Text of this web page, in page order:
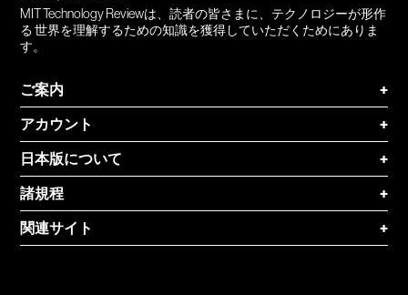
MIT Technology Reviewは、読者の皆さまに、テクノロジーが形作
る 世界を理解するための知識を獲得していただくためにありま
す。
ご案内
+
アカウント
+
日本版について
+
諸規程
+
関連サイト
+